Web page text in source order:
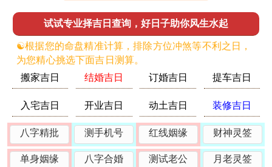
择吉要旨与具体吉日测算
为肖鸡者择取装修吉日。首重五行调与，需取日子天干地支
生扶酉金，或能泄丙午旺火之气者为上。宜选用土旺之日，
以泄火生金；次选金旺之日，以扶助自身，务必避开与生肖
鸡相冲，相刑之日，即卯日，酉日、戌日；更须细查日课中
是否带「天德」、「月德」、「天赦」、「成日」、「开
日」等吉神，以求天时护佑；若日支与流年午火相合，则有
牵绊太岁之意，亦可减轻冲煞，以下撷取数个佳期，供为参
试试专业择吉日查询，好日子助你风生水起
☯️根据您的命盘精准计算，排除方位冲煞等不利之日，
为您精心挑选下面吉日测算。
搬家吉日 结婚吉日 订婚吉日 提车吉日
入宅吉日 开业吉日 动土吉日 装修吉日
八字精批 测手机号 红线姻缘 财神灵签
单身姻缘 八字合婚 测试老公 月老灵签